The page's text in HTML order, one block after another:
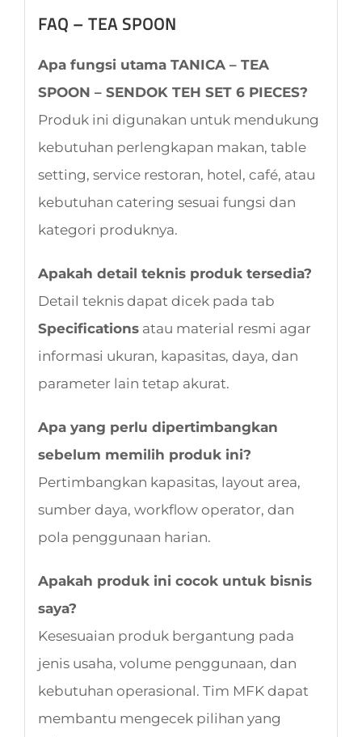
FAQ – TEA SPOON
Apa fungsi utama TANICA – TEA
SPOON – SENDOK TEH SET 6 PIECES?
Produk ini digunakan untuk mendukung
kebutuhan perlengkapan makan, table
setting, service restoran, hotel, café, atau
kebutuhan catering sesuai fungsi dan
kategori produknya.
Apakah detail teknis produk tersedia?
Detail teknis dapat dicek pada tab
Specificationsatau material resmi agar
informasi ukuran, kapasitas, daya, dan
parameter lain tetap akurat.
Apa yang perlu dipertimbangkan
sebelum memilih produk ini?
Pertimbangkan kapasitas, layout area,
sumber daya, workflow operator, dan
pola penggunaan harian.
Apakah produk ini cocok untuk bisnis
saya?
Kesesuaian produk bergantung pada
jenis usaha, volume penggunaan, dan
kebutuhan operasional. Tim MFK dapat
membantu mengecek pilihan yang